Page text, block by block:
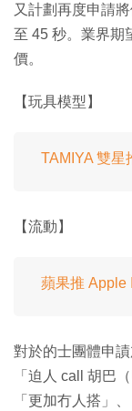
又計劃再度申請
至 45 秒。業界期
價。
【玩具模型】
TAMIYA 雙星
【流動】
蘋果推 Apple
對於的士團體申
「迫人 call 胡巴
「更加冇人搭」